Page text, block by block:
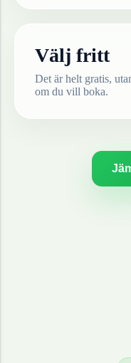
Välj fritt
Det är helt gratis,
om du vill boka.